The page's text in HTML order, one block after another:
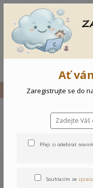
Vše Kojenecké
Kojenecké
Ať
Zaregistrujte se do
Přeji si odebírat
Souhlasím se